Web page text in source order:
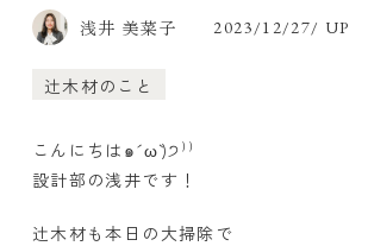
浅井 美菜子 2023/12/27/ UP
辻木材のこと
こんにちは๑´ ω`)੭⁾⁾
設計部の浅井です！
辻木材も本日の大掃除で